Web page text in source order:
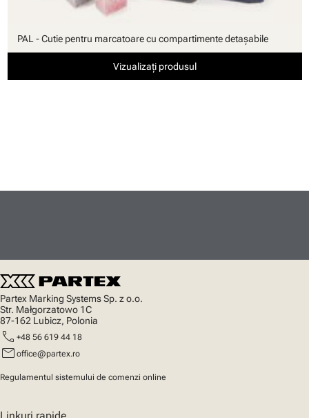
PAL - Cutie pentru marcatoare cu compartimente detaşabile
Vizualizați produsul
Partex Marking Systems Sp. z o.o.
Str. Małgorzatowo 1C
87-162 Lubicz, Polonia
call +48 56 619 44 18
mail office@partex.ro
Regulamentul sistemului de comenzi online